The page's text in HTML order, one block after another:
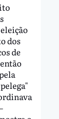
dos
de